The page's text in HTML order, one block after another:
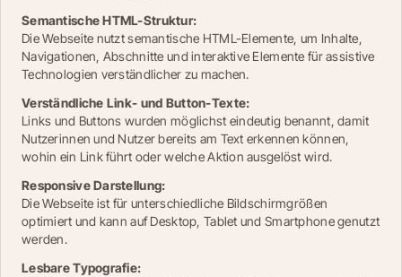
Semantische HTML-Struktur:
Die Webseite nutzt semantische HTML-Elemente, um Inhalte,
Navigationen, Abschnitte und interaktive Elemente für assistive
Technologien verständlicher zu machen.
Verständliche Link- und Button-Texte:
Links und Buttons wurden möglichst eindeutig benannt, damit
Nutzerinnen und Nutzer bereits am Text erkennen können,
wohin ein Link führt oder welche Aktion ausgelöst wird.
Responsive Darstellung:
Die Webseite ist für unterschiedliche Bildschirmgrößen
optimiert und kann auf Desktop, Tablet und Smartphone genutzt
werden.
Lesbare Typografie: